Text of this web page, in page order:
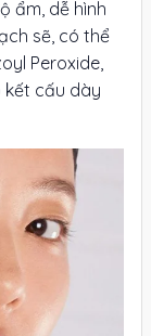
ẩm, dễ hình
sẽ, có thể
Peroxide,
kết cấu dày